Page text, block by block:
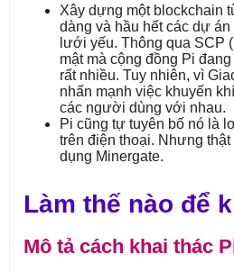
Xây dựng một blockchain
dàng và hầu hết các dự
lưới yếu. Thông qua SCP
mật mà cộng đồng Pi
rất nhiều. Tuy nhiên, vì
nhấn mạnh việc khuyến
các người dùng với nhau.
Pi cũng tự tuyên bố nó là
trên điện thoại. Nhưng thật
dụng Minergate.
Làm thế nào để
Mô tả cách khai thác